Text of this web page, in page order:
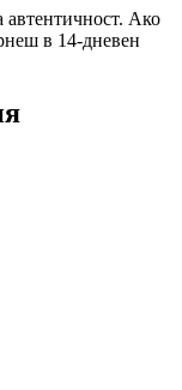
автентичност. Ако
в 14-дневен